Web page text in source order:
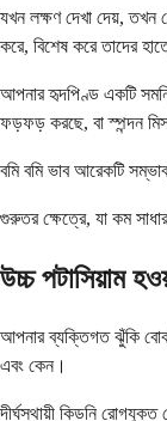
যখন লক্ষণ দেখা দেয়, তখন
করে, বিশেষ করে তাদের
আপনার হৃদপিণ্ড একটি
ফড়ফড় করছে, বা স্পন্দন
বমি বমি ভাব আরেকটি
গুরুতর ক্ষেত্রে, যা কম
উচ্চ পটাসিয়াম
আপনার ব্যক্তিগত ঝুঁকি
এবং কেন।
দীর্ঘস্থায়ী কিডনি